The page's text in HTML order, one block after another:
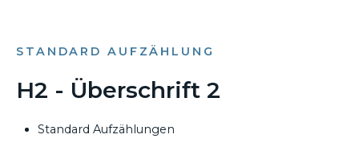
STANDARD AUFZÄHLUNG
H2 - Überschrift 2
Standard Aufzählungen